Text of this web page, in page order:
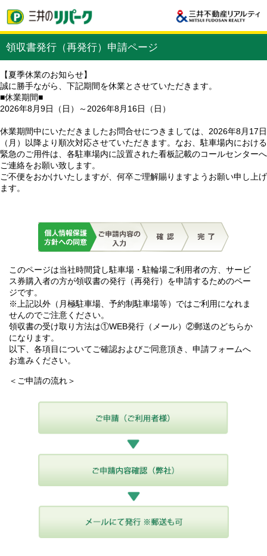
領収書発行（再発行）申請ページ
【夏季休業のお知らせ】
誠に勝手ながら、下記期間を休業とさせていただきます。
■休業期間■
2026年8月9日（日）～2026年8月16日（日）
休業期間中にいただきましたお問合せにつきましては、2026年8月17日
（月）以降より順次対応させていただきます。なお、駐車場内における
緊急のご用件は、各駐車場内に設置された看板記載のコールセンターへ
ご連絡をお願い致します。
ご不便をおかけいたしますが、何卒ご理解賜りますようお願い申し上げ
ます。
このページは当社時間貸し駐車場・駐輪場ご利用者の方、サービ
ス券購入者の方が領収書の発行（再発行）を申請するためのペー
ジです。
※上記以外（月極駐車場、予約制駐車場等）ではご利用になれま
せんのでご注意ください。
領収書の受け取り方法は①WEB発行（メール）②郵送のどちらか
になります。
以下、各項目についてご確認およびご同意頂き、申請フォームへ
お進みください。
＜ご申請の流れ＞